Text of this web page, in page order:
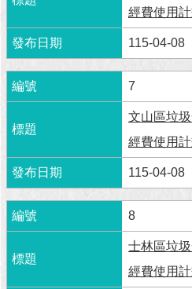
首
頁
網
站
導
常
問
答
即
經費使用
115-04-08
7
文山區垃
經費使用
115-04-08
8
士林區垃
經費使用